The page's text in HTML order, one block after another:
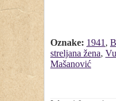
Oznake: 1941 ,
streljana žena,
Mašanović